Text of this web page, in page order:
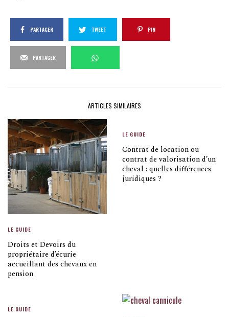
PARTAGER TWEET PIN
PARTAGER
ARTICLES SIMILAIRES
LE GUIDE
Droits et Devoirs du
propriétaire d’écurie
accueillant des chevaux en
pension
LE GUIDE
Contrat de location ou
contrat de valorisation d’un
cheval : quelles différences
juridiques ?
LE GUIDE